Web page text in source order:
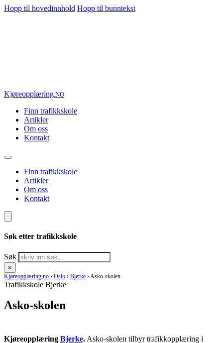
Hopp til hovedinnhold Hopp til bunntekst
Kjøreopplæring.NO
Finn trafikkskole
Artikler
Om oss
Kontakt
Finn trafikkskole
Artikler
Om oss
Kontakt
Søk etter trafikkskole
Søk
×
Kjøreopplæring.no › Oslo › Bjerke › Asko-skolen
Trafikkskole Bjerke
Asko-skolen
Kjøreopplæring Bjerke. Asko-skolen tilbyr trafikkopplæring i